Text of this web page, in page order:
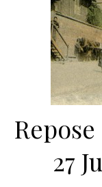
27